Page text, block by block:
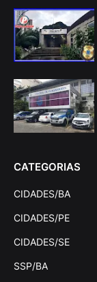
CATEGORIAS
CIDADES/BA
CIDADES/PE
CIDADES/SE
SSP/BA